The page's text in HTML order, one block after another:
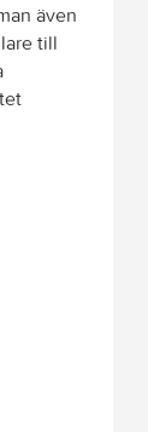
även
till